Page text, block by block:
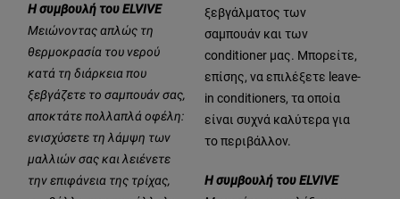
Η συμβουλή του ELVIVE
Μειώνοντας απλώς τη
θερμοκρασία του νερού
κατά τη διάρκεια που
ξεβγάζετε το σαμπουάν σας,
αποκτάτε πολλαπλά οφέλη:
ενισχύσετε τη λάμψη των
μαλλιών σας και λειένετε
την επιφάνεια της τρίχας,
ξεβγάλματος των
σαμπουάν και των
conditioner μας. Μπορείτε,
επίσης, να επιλέξετε leave-
in conditioners, τα οποία
είναι συχνά καλύτερα για
το περιβάλλον.
Η συμβουλή του ELVIVE